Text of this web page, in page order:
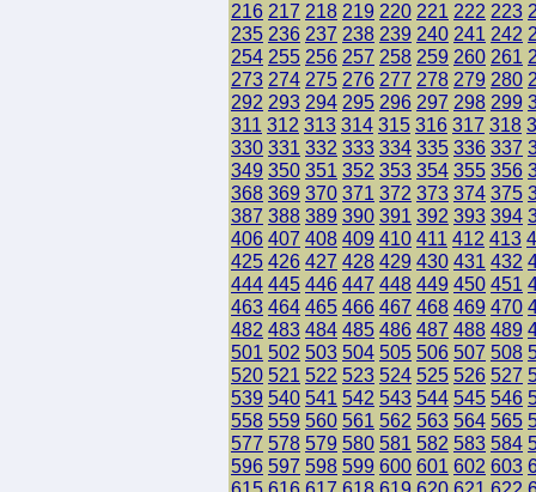
216 217 218 219 220 221 222 223
235 236 237 238 239 240 241 242
254 255 256 257 258 259 260 261
273 274 275 276 277 278 279 280
292 293 294 295 296 297 298 299
311 312 313 314 315 316 317 318
330 331 332 333 334 335 336 337
349 350 351 352 353 354 355 356
368 369 370 371 372 373 374 375
387 388 389 390 391 392 393 394
406 407 408 409 410 411 412 413
425 426 427 428 429 430 431 432
444 445 446 447 448 449 450 451
463 464 465 466 467 468 469 470
482 483 484 485 486 487 488 489
501 502 503 504 505 506 507 508
520 521 522 523 524 525 526 527
539 540 541 542 543 544 545 546
558 559 560 561 562 563 564 565
577 578 579 580 581 582 583 584
596 597 598 599 600 601 602 603